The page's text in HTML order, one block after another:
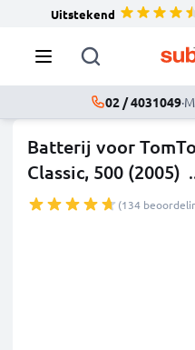
Uitstekend
02 / 4031049·
Batterij voor
Classic, 500 (2005)
(134